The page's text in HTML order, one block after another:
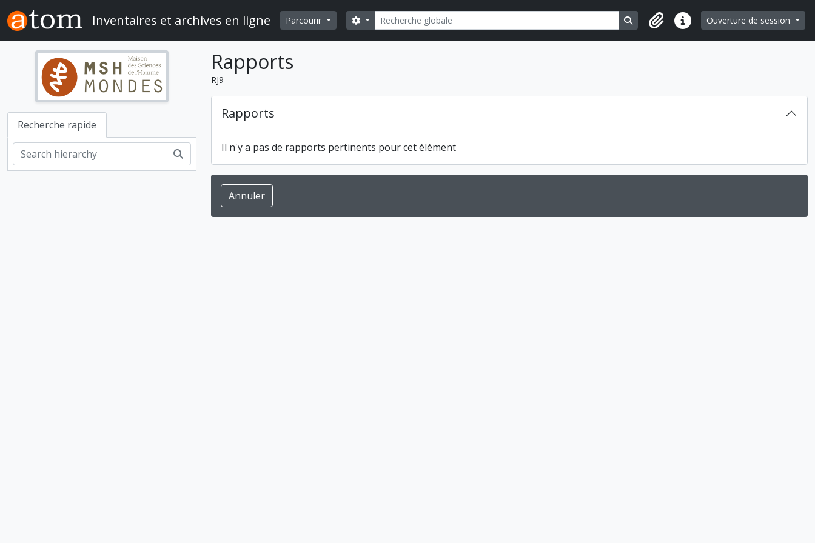
Skip to main content
Inventaires et archives en ligne Parcourir Rechercher
Search options Search in browse page
Liens rapidesOuverture de session
Recherche rapide
Rechercher
Rapports
RJ9
Rapports
Il n'y a pas de rapports pertinents pour cet élément
Annuler